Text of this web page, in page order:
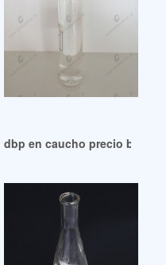
para butiral de polivinilo
dbp en caucho precio bajo